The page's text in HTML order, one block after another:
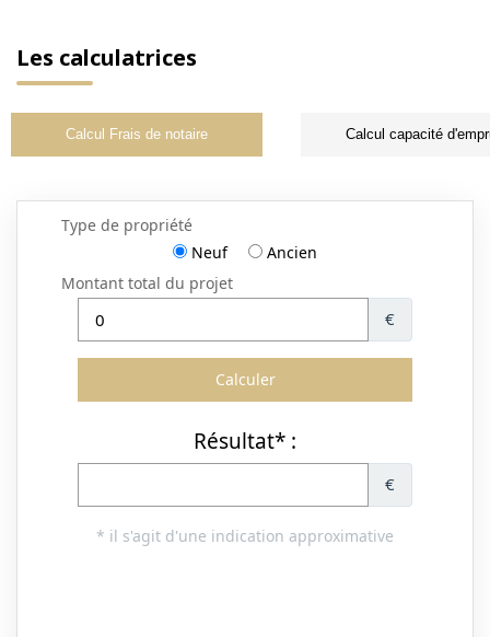
Les calculatrices
Calcul Frais de notaire Calcul capacité